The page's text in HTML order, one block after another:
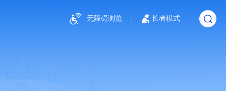
无障碍浏览 长者模式